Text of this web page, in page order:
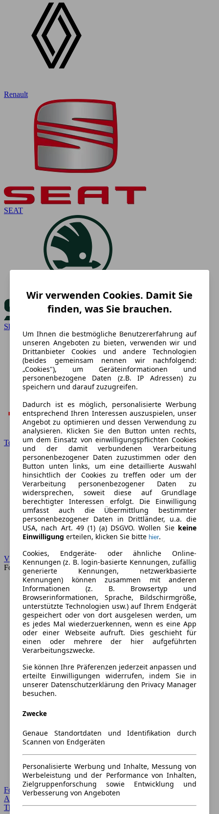
Renault
SEAT
Skoda
Toyota
VW
Forum
Forum Startseite
Alle Auto-Foren
Themen-Forum
Wir verwenden Cookies. Damit Sie
finden, was Sie brauchen.
Um Ihnen die bestmögliche Benutzererfahrung auf
unseren Angeboten zu bieten, verwenden wir und
Drittanbieter Cookies und andere Technologien
(beides gemeinsam nennen wir nachfolgend:
„Cookies"), um Geräteinformationen und
personenbezogene Daten (z.B. IP Adressen) zu
speichern und darauf zuzugreifen.
Dadurch ist es möglich, personalisierte Werbung
entsprechend Ihren Interessen auszuspielen, unser
Angebot zu optimieren und dessen Verwendung zu
analysieren. Klicken Sie den Button unten rechts,
um dem Einsatz von einwilligungspflichten Cookies
und der damit verbundenen Verarbeitung
personenbezogener Daten zuzustimmen oder den
Button unten links, um eine detaillierte Auswahl
hinsichtlich der Cookies zu treffen oder um der
Verarbeitung personenbezogener Daten zu
widersprechen, soweit diese auf Grundlage
berechtigter Interessen erfolgt. Die Einwilligung
umfasst auch die Übermittlung bestimmter
personenbezogener Daten in Drittländer, u.a. die
USA, nach Art. 49 (1) (a) DSGVO. Wollen Sie keine
Einwilligung erteilen, klicken Sie bitte hier.
Cookies, Endgeräte- oder ähnliche Online-
Kennungen (z. B. login-basierte Kennungen, zufällig
generierte Kennungen, netzwerkbasierte
Kennungen) können zusammen mit anderen
Informationen (z. B. Browsertyp und
Browserinformationen, Sprache, Bildschirmgröße,
unterstützte Technologien usw.) auf Ihrem Endgerät
gespeichert oder von dort ausgelesen werden, um
es jedes Mal wiederzuerkennen, wenn es eine App
oder einer Webseite aufruft. Dies geschieht für
einen oder mehrere der hier aufgeführten
Verarbeitungszwecke.
Sie können Ihre Präferenzen jederzeit anpassen und
erteilte Einwilligungen widerrufen, indem Sie in
unserer Datenschutzerklärung den Privacy Manager
besuchen.
Zwecke
Genaue Standortdaten und Identifikation durch
Scannen von Endgeräten
Personalisierte Werbung und Inhalte, Messung von
Werbeleistung und der Performance von Inhalten,
Zielgruppenforschung sowie Entwicklung und
Verbesserung von Angeboten